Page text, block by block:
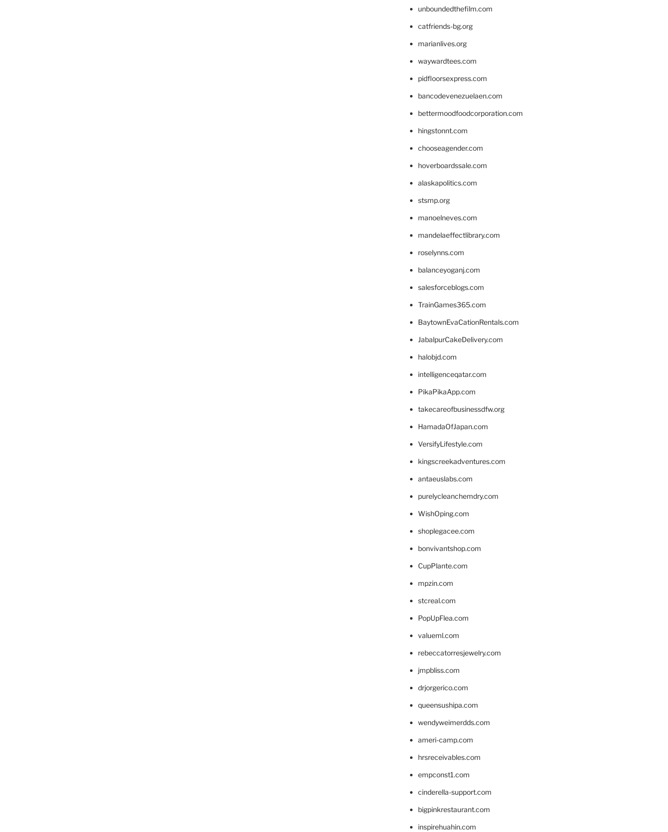
unboundedthefilm.com
catfriends-bg.org
marianlives.org
waywardtees.com
pidfloorsexpress.com
bancodevenezuelaen.com
bettermoodfoodcorporation.com
hingstonnt.com
chooseagender.com
hoverboardssale.com
alaskapolitics.com
stsmp.org
manoelneves.com
mandelaeffectlibrary.com
roselynns.com
balanceyoganj.com
salesforceblogs.com
TrainGames365.com
BaytownEvaCationRentals.com
JabalpurCakeDelivery.com
halobjd.com
intelligenceqatar.com
PikaPikaApp.com
takecareofbusinessdfw.org
HamadaOfJapan.com
VersifyLifestyle.com
kingscreekadventures.com
antaeuslabs.com
purelycleanchemdry.com
WishOping.com
shoplegacee.com
bonvivantshop.com
CupPlante.com
mpzin.com
stcreal.com
PopUpFlea.com
valueml.com
rebeccatorresjewelry.com
jmpbliss.com
drjorgerico.com
queensushipa.com
wendyweimerdds.com
ameri-camp.com
hrsreceivables.com
empconst1.com
cinderella-support.com
bigpinkrestaurant.com
inspirehuahin.com